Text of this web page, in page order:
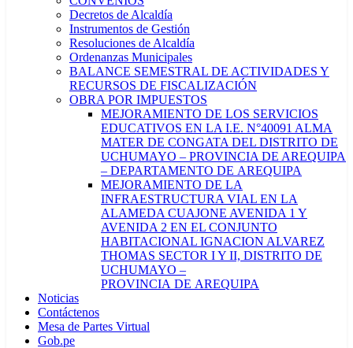
Decretos de Alcaldía
Instrumentos de Gestión
Resoluciones de Alcaldía
Ordenanzas Municipales
BALANCE SEMESTRAL DE ACTIVIDADES Y
RECURSOS DE FISCALIZACIÓN
OBRA POR IMPUESTOS
MEJORAMIENTO DE LOS SERVICIOS
EDUCATIVOS EN LA I.E. N°40091 ALMA
MATER DE CONGATA DEL DISTRITO DE
UCHUMAYO – PROVINCIA DE AREQUIPA
– DEPARTAMENTO DE AREQUIPA
MEJORAMIENTO DE LA
INFRAESTRUCTURA VIAL EN LA
ALAMEDA CUAJONE AVENIDA 1 Y
AVENIDA 2 EN EL CONJUNTO
HABITACIONAL IGNACION ALVAREZ
THOMAS SECTOR I Y II, DISTRITO DE
UCHUMAYO –
PROVINCIA DE AREQUIPA
Noticias
Contáctenos
Mesa de Partes Virtual
Gob.pe